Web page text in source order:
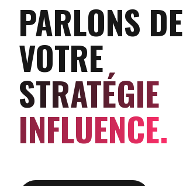
PARLONS DE
VOTRE
STRATÉGIE
INFLUENCE.